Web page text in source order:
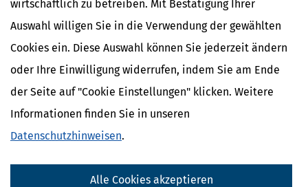
wirtschaftlich zu betreiben. Mit Bestätigung Ihrer
Auswahl willigen Sie in die Verwendung der gewählten
Cookies ein. Diese Auswahl können Sie jederzeit ändern
oder Ihre Einwilligung widerrufen, indem Sie am Ende
der Seite auf "Cookie Einstellungen" klicken. Weitere
Informationen finden Sie in unseren
Datenschutzhinweisen.
Alle Cookies akzeptieren